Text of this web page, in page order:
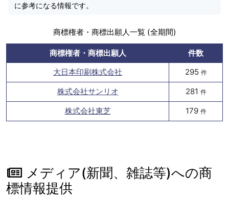
に参考になる情報です。
商標権者・商標出願人一覧 (全期間)
商標権者・商標出願人
件数
大日本印刷株式会社
295 件
株式会社サンリオ 281 件
株式会社東芝 179 件
メディア(新聞、雑誌等)への商
標情報提供